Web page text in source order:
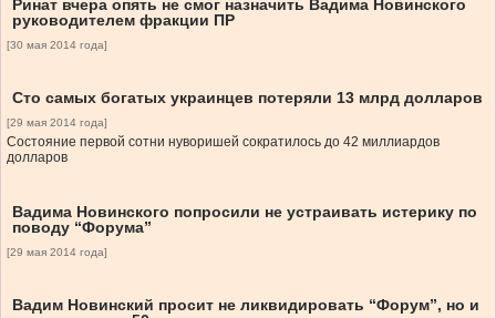
Ринат вчера опять не смог назначить Вадима Новинского
руководителем фракции ПР
[30 мая 2014 года]
Сто самых богатых украинцев потеряли 13 млрд долларов
[29 мая 2014 года]
Состояние первой сотни нуворишей сократилось до 42 миллиардов
долларов
Вадима Новинского попросили не устраивать истерику по
поводу “Форума”
[29 мая 2014 года]
Вадим Новинский просит не ликвидировать “Форум”, но и